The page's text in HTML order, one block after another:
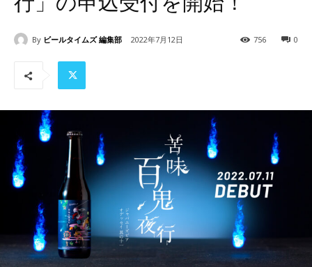
By ビールタイムズ 編集部 2022年7月12日 0
756